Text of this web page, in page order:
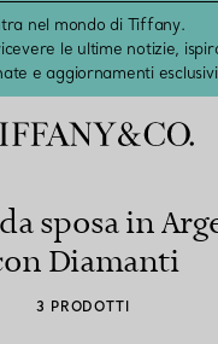
nel mondo di Tiffany.
le ultime notizie,
e aggiornamenti
sposa in
Diamanti
3 PRODOTTI